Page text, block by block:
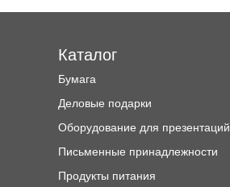
Каталог
Бумага
Деловые подарки
Оборудование для презентаций
Письменные принадлежности
Продукты питания